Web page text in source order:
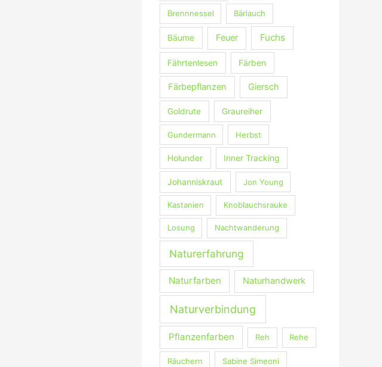
c
h
Brennnessel Bärlauch
Bäume Feuer Fuchs
Fährtenlesen Färben
Färbepflanzen Giersch
Goldrute Graureiher
Gundermann Herbst
Holunder Inner Tracking
Johanniskraut Jon Young
Kastanien Knoblauchsrauke
Losung Nachtwanderung
Naturerfahrung
Naturfarben Naturhandwerk
Naturverbindung
Pflanzenfarben Reh Rehe
Räuchern Sabine Simeoni